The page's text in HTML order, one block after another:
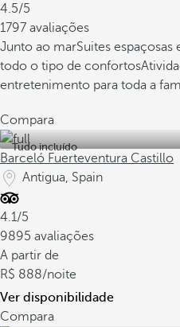
4.5/5
1797 avaliações
Junto ao marSuites espaçosas
todo o tipo de confortos
entretenimento para toda a
Compara
Tudo incluído
Barceló Fuerteventura Castillo
Antigua, Spain
4.1/5
9895 avaliações
A partir de
888/noite
Ver disponibilidade
Compara